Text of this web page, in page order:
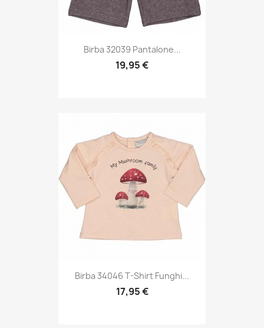
Birba 32039 Pantalone...
19,95 €
Birba 34046 T-Shirt Funghi...
17,95 €